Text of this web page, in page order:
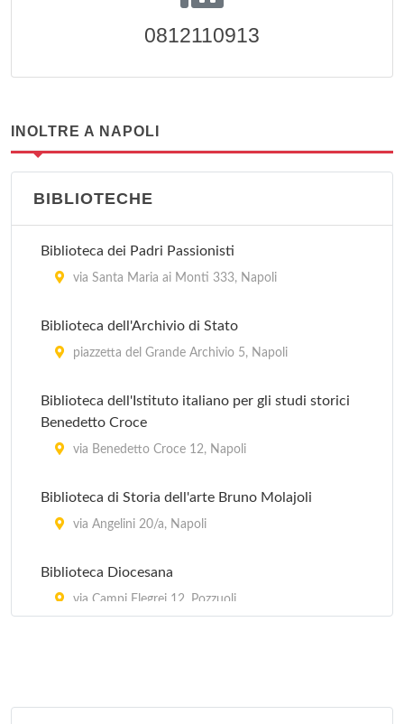
0812110913
INOLTRE A NAPOLI
BIBLIOTECHE
Biblioteca dei Padri Passionisti
via Santa Maria ai Monti 333, Napoli
Biblioteca dell'Archivio di Stato
piazzetta del Grande Archivio 5, Napoli
Biblioteca dell'Istituto italiano per gli studi storici
Benedetto Croce
via Benedetto Croce 12, Napoli
Biblioteca di Storia dell'arte Bruno Molajoli
via Angelini 20/a, Napoli
Biblioteca Diocesana
via Campi Flegrei 12, Pozzuoli